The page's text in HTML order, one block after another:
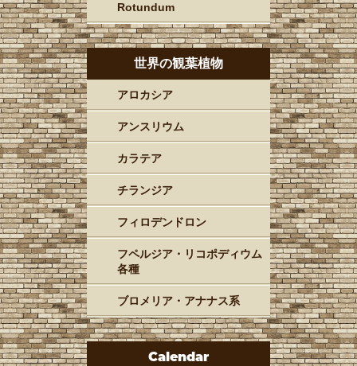
Rotundum
世界の観葉植物
アロカシア
アンスリウム
カラテア
チランジア
フィロデンドロン
フペルジア・リコポディウム
各種
ブロメリア・アナナス系
Calendar